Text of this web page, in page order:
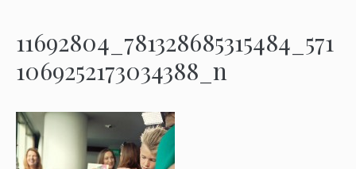
11692804_781328685315484_571
1069252173034388_n